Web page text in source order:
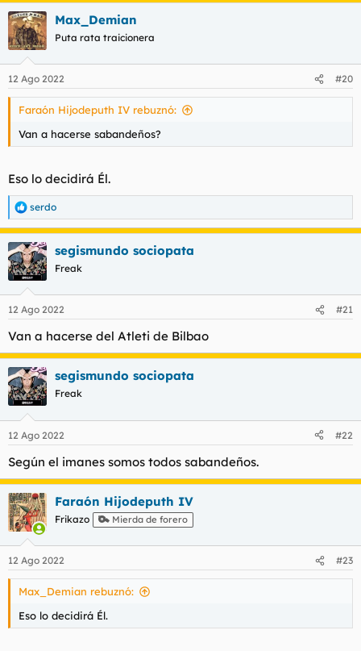
Max_Demian
Puta rata traicionera
12 Ago 2022 #20
Faraón Hijodeputh IV rebuznó:
Van a hacerse sabandeños?
Eso lo decidirá Él.
R
e
a
c
c
i
e
:
serdo
segismundo sociopata
Freak
12 Ago 2022 #21
Van a hacerse del Atleti de Bilbao
segismundo sociopata
Freak
12 Ago 2022 #22
Según el imanes somos todos sabandeños.
Faraón Hijodeputh IV
Frikazo Mierda de forero
12 Ago 2022 #23
Max_Demian rebuznó:
Eso lo decidirá Él.